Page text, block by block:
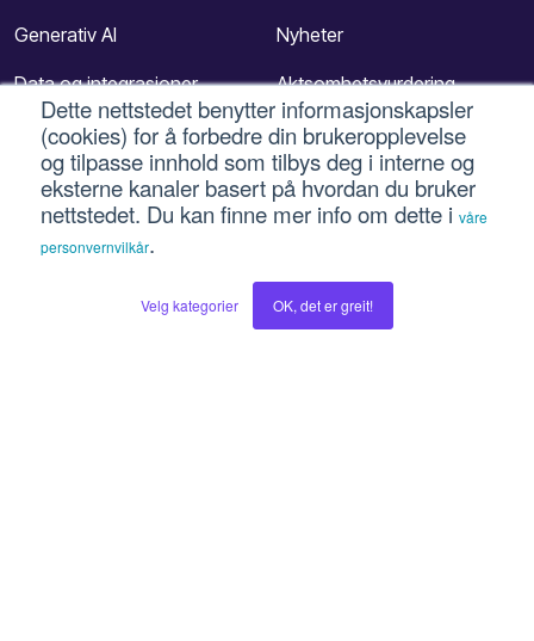
Dette nettstedet benytter informasjonskapsler
(cookies) for å forbedre din brukeropplevelse
og tilpasse innhold som tilbys deg i interne og
eksterne kanaler basert på hvordan du bruker
nettstedet. Du kan finne mer info om dette i våre
personvernvilkår.
Velg kategorier OK, det er greit!
Generativ AI
Data og integrasjoner
Kundeservice
CRM
Shine fra Intuvio
Nyheter
Aktsomhetsvurdering
Kontakt
Social
LinkedIn